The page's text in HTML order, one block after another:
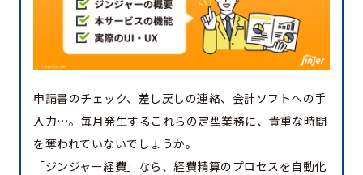
申請書のチェック、差し戻しの連絡、会計ソフトへの手
入力…。毎月発生するこれらの定型業務に、貴重な時間
を奪われていないでしょうか。
「ジンジャー経費」なら、経費精算のプロセスを自動化